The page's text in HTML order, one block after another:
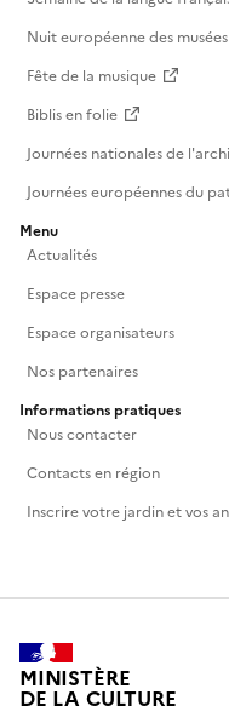
Nuit européenne des musées
Fête de la musique
Biblis en folie
Journées nationales de
Journées européennes du
Menu
Actualités
Espace presse
Espace organisateurs
Nos partenaires
Informations pratiques
Nous contacter
Contacts en région
Inscrire votre jardin et vos
MINISTÈRE
DE LA CULTURE